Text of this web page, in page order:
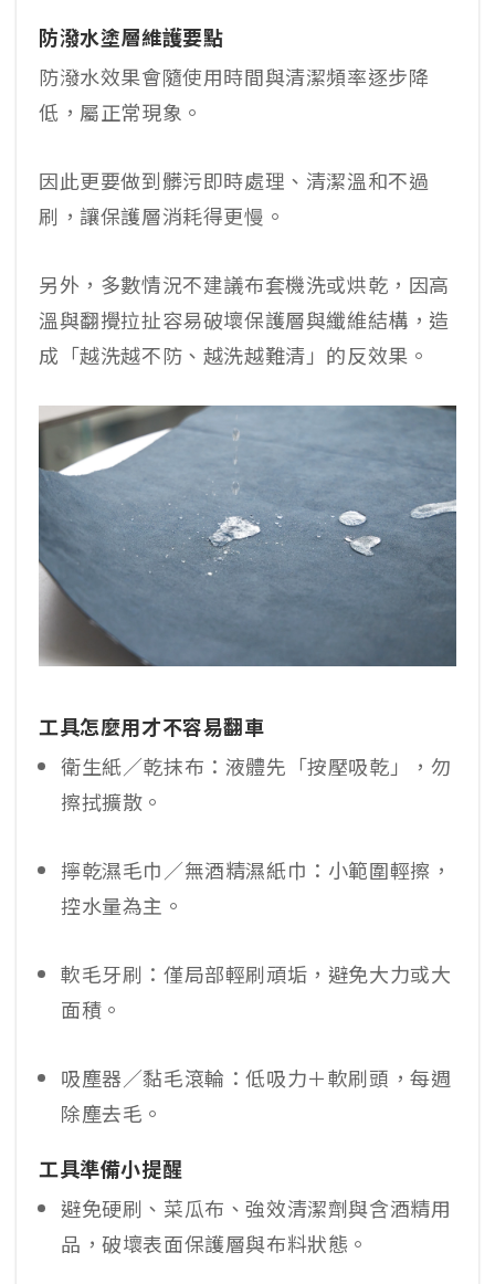
防潑水塗層維護要點
防潑水效果會隨使用時間與清潔頻率逐步降
低，屬正常現象。
因此更要做到髒污即時處理、清潔溫和不過
刷，讓保護層消耗得更慢。
另外，多數情況不建議布套機洗或烘乾，因高
溫與翻攪拉扯容易破壞保護層與纖維結構，造
成「越洗越不防、越洗越難清」的反效果。
工具怎麼用才不容易翻車
衛生紙／乾抹布：液體先「按壓吸乾」，勿
擦拭擴散。
擰乾濕毛巾／無酒精濕紙巾：小範圍輕擦，
控水量為主。
軟毛牙刷：僅局部輕刷頑垢，避免大力或大
面積。
吸塵器／黏毛滾輪：低吸力＋軟刷頭，每週
除塵去毛。
工具準備小提醒
避免硬刷、菜瓜布、強效清潔劑與含酒精用
品，破壞表面保護層與布料狀態。